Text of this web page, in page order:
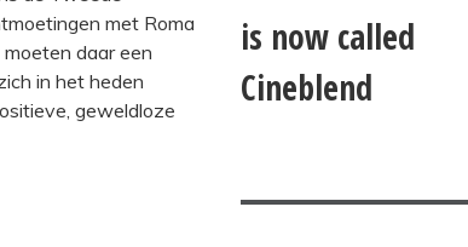
met Roma
daar een
in het heden
geweldloze
is now called
Cineblend